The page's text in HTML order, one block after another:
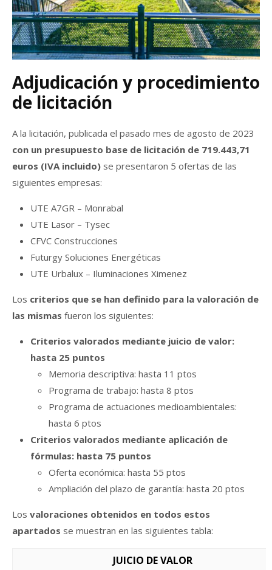
Adjudicación y procedimiento
de licitación
A la licitación, publicada el pasado mes de agosto de 2023
con un presupuesto base de licitación de 719.443,71
euros (IVA incluido) se presentaron 5 ofertas de las
siguientes empresas:
UTE A7GR – Monrabal
UTE Lasor – Tysec
CFVC Construcciones
Futurgy Soluciones Energéticas
UTE Urbalux – Iluminaciones Ximenez
Los criterios que se han definido para la valoración de
las mismas fueron los siguientes:
Criterios valorados mediante juicio de valor:
hasta 25 puntos
Memoria descriptiva: hasta 11 ptos
Programa de trabajo: hasta 8 ptos
Programa de actuaciones medioambientales:
hasta 6 ptos
Criterios valorados mediante aplicación de
fórmulas: hasta 75 puntos
Oferta económica: hasta 55 ptos
Ampliación del plazo de garantía: hasta 20 ptos
Los valoraciones obtenidos en todos estos
apartados se muestran en las siguientes tabla:
JUICIO DE VALOR